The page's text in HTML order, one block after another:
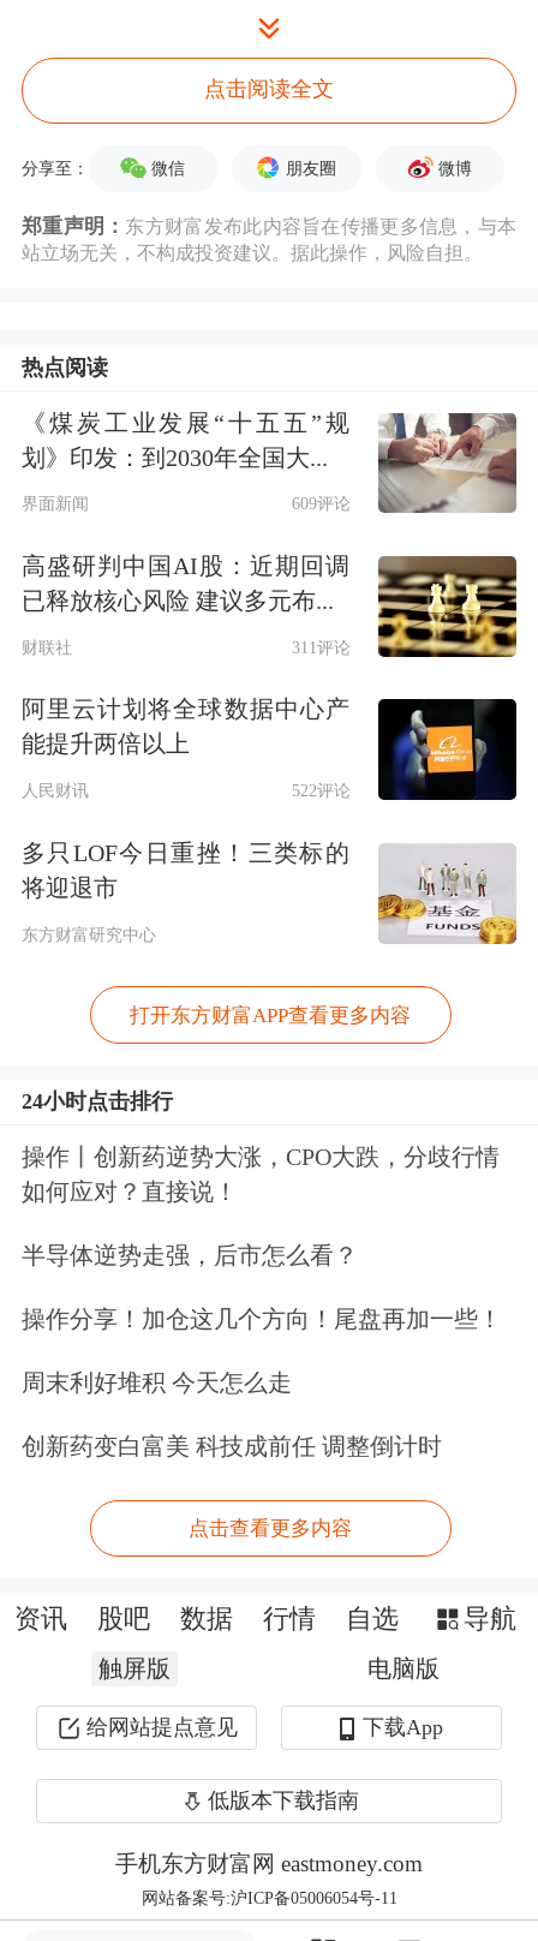
另据Wind数据统计，电子行业本周获
得逾582亿元主力资金净流入，近20个
交易日获得逾2601亿元净流入，近60个
交易日获得逾4730亿元净流入，在以上
周期内净流入均为行业之首；机械设备
净流入。有色金属行业本周遭主力资金
净流出逾321亿元，国防军工、计算机
两行业也净流出超百亿元。
氟概念股走强
市场热点方面，氟概念股在市场下跌时
新高，中巨芯-U20%涨停，自4月低点
以来，仅1个半月时间股价翻倍，滨化
停。
消息面上，韩国无水氢氟酸生产商
Solbrain、ENF Technology、Huseong
等，将自本月起开始从中国采购无水氢
氟酸，价格较年初上涨约40%。
无水氢氟酸通过萤石与硫酸反应制得，
硫酸的原料是硫，而硫是原油和
炼制的副产品。受霍尔木兹海峡阻塞影
响，全球超过30%的硫供应中断。近来
随之上扬。
包括氦气、甲醇、二甲苯在内的多项
同程度涨价。
芯片股现分歧
歧，周五，一边是中巨芯、
、中微公司等批量涨停或涨超
10%；一边是天通股份、共进股份
点击阅读全文
分享至： 微信 朋友圈 微博
郑重声明： 东方财富发布此内容旨在传播更多信息，与本
站立场无关，不构成投资建议。据此操作，风险自担。
热点阅读
《煤炭工业发展“十五五”规
划》印发：到2030年全国大...
界面新闻 609评论
高盛研判中国AI股：近期回调
已释放核心风险 建议多元布...
财联社 311评论
阿里云计划将全球数据中心产
能提升两倍以上
人民财讯 522评论
多只LOF今日重挫！三类标的
将迎退市
东方财富研究中心
打开东方财富APP查看更多内容
24小时点击排行
操作丨创新药逆势大涨，CPO大跌，分歧行情
如何应对？直接说！
半导体逆势走强，后市怎么看？
操作分享！加仓这几个方向！尾盘再加一些！
周末利好堆积 今天怎么走
创新药变白富美 科技成前任 调整倒计时
点击查看更多内容
资讯 股吧 数据 行情 自选 导航
触屏版 电脑版
给网站提点意见 下载App
低版本下载指南
手机东方财富网 eastmoney.com
网站备案号:沪ICP备05006054号-11